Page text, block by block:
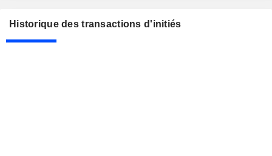
Historique des transactions d'initiés